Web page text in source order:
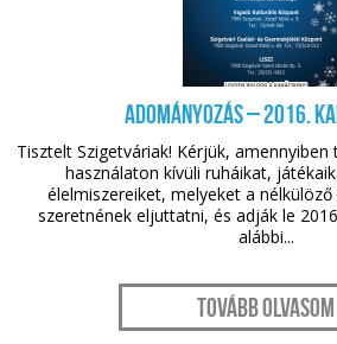
Adományozás – 2016.
Tisztelt Szigetváriak! Kérjük,
használaton kívüli ruháikat,
élelmiszereiket, melyeket a
szeretnének eljuttatni, és adják le
alábbi...
Tovább olvasom